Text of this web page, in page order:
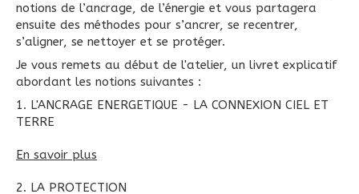
notions de l’ancrage, de l’énergie et vous partagera
ensuite des méthodes pour s’ancrer, se recentrer,
s’aligner, se nettoyer et se protéger.
Je vous remets au début de l'atelier, un livret explicatif
abordant les notions suivantes :
1. L'ANCRAGE ENERGETIQUE - LA CONNEXION CIEL ET
TERRE
En savoir plus
2. LA PROTECTION